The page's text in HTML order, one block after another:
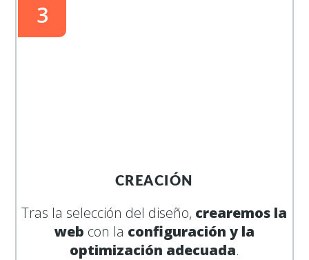
3
CREACIÓN
Tras la selección del diseño, crearemos la
web con la configuración y la
optimización adecuada.